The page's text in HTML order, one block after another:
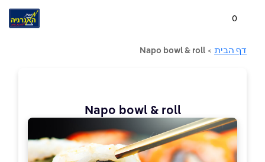
0
דף הבית >
Napo bowl & roll
Napo bowl & roll